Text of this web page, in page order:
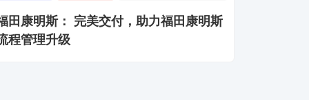
田康明斯： 完美交付，助力福田康明斯
程管理升级